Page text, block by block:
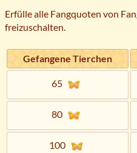
Erfülle alle Fangquoten von
freizuschalten.
Gefangene Tierchen
65
80
100